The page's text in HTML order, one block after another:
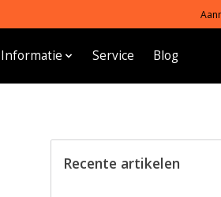
Informatie Service Blog
Recente artikelen